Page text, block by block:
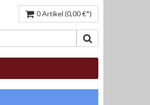
0 Artikel (0,00 €*)